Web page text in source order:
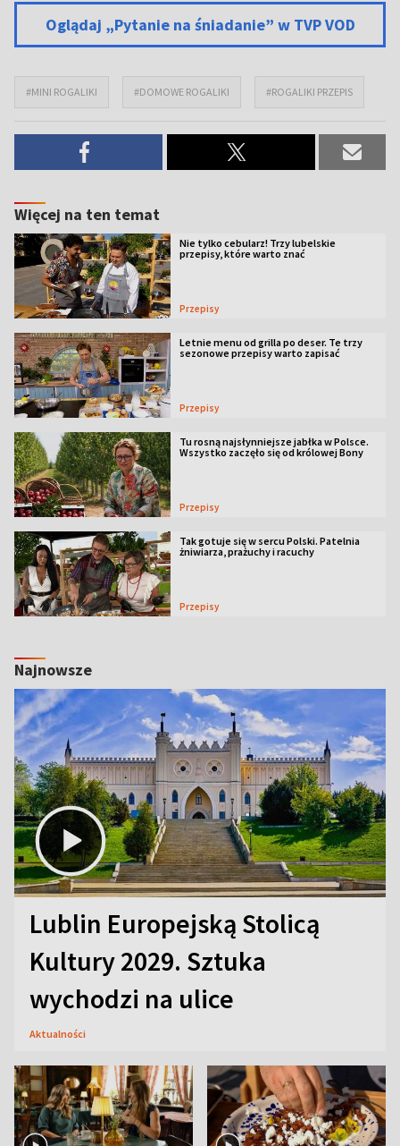
Oglądaj „Pytanie na śniadanie” w TVP VOD
#MINI ROGALIKI #DOMOWE ROGALIKI #ROGALIKI PRZEPIS
Więcej na ten temat
Nie tylko cebularz! Trzy lubelskie
przepisy, które warto znać
Przepisy
Letnie menu od grilla po deser. Te trzy
sezonowe przepisy warto zapisać
Przepisy
Tu rosną najsłynniejsze jabłka w Polsce.
Wszystko zaczęło się od królowej Bony
Przepisy
Tak gotuje się w sercu Polski. Patelnia
żniwiarza, prażuchy i racuchy
Przepisy
Najnowsze
Lublin Europejską Stolicą
Kultury 2029. Sztuka
wychodzi na ulice
Aktualności